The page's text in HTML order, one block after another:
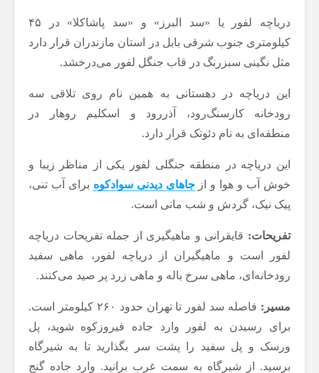
دریاچه لفور یا «سد البرز» و «سد پاشاکلا» در ۴۵
کیلومتری جنوب شرقی بابل در استان مازندران قرار دارد
مثل نگینی سبزرنگ در قاب جنگل لفور می‌درخشد.
این دریاچه در دهستانی به همین نام روی تلاقی سه
رودخانه کارسنگ‌رود، آذررود و اسکلیم روهار در
منطقه‌ای به نام دئوتک قرار دارد.
این دریاچه در منطقه جنگلی لفور یکی از مناظر زیبا و
خوش آب و هوا و ازجاهای دیدنی سوادکوه برای آب تنی،
پیک نیک، گردش و شب مانی است.
تفریحات: قایقرانی و ماهیگیری از جمله تفریحات دریاچه
لفور است و ماهیگیران از دریاچه لفور، ماهی سفید
رودخانه‌ای، ماهی سرخ باله و ماهی زرد پر صید می‌کنند.
مسیر:
فاصله سد لفور تا تهران حدود ۲۶۰ کیلومتر است.
برای رسیدن به لفور وارد جاده فیروزکوه شوید، پل
ورسک و پل سفید را پشت سر بگذارید تا به شیرگاه
برسید. از شیرگاه به‌ سمت غرب برانید. وارد جاده گنج